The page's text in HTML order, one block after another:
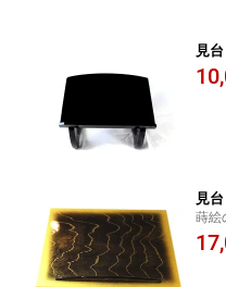
見
見
蒔絵